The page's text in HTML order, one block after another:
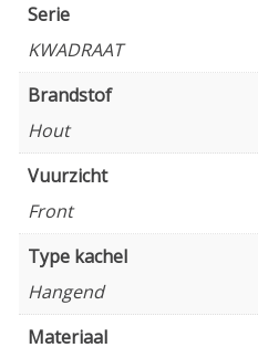
Serie
KWADRAAT
Brandstof
Hout
Vuurzicht
Front
Type kachel
Hangend
Materiaal